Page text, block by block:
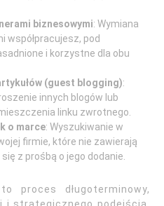
biznesowymi: Wymiana
współpracujesz, pod
i korzystne dla obu
(guest blogging):
innych blogów lub
linku zwrotnego.
o marce: Wyszukiwanie w
firmie, które nie zawierają
z prośbą o jego dodanie.
proces długoterminowy,